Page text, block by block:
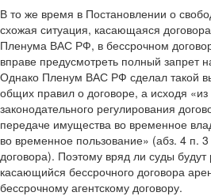
В то же время в Постановлении о
схожая ситуация, касающаяся
Пленума ВАС РФ, в бессрочном
вправе предусмотреть полный запрет
Однако Пленум ВАС РФ сделал такой
общих правил о договоре, а исходя
законодательного регулирования
передаче имущества во временное
во временное пользование» (абз. 4 п.
договора). Поэтому вряд ли суды будут
касающийся бессрочного договора
бессрочному агентскому договору.